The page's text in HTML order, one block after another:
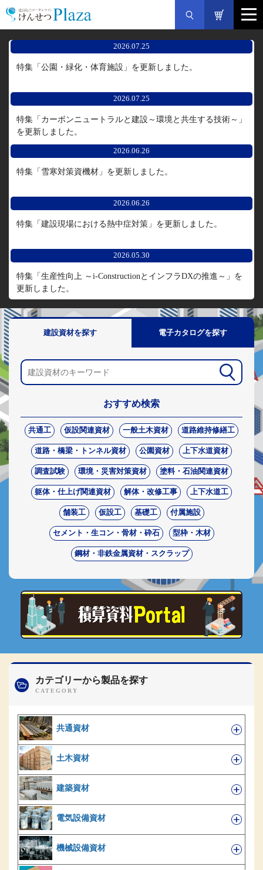
2026.07.25
特集「公園・緑化・体育施設」を更新しました。
2026.07.25
特集「カーボンニュートラルと建設～環境と共生する技術～」
を更新しました。
2026.06.26
特集「雪寒対策資機材」を更新しました。
2026.06.26
特集「建設現場における熱中症対策」を更新しました。
2026.05.30
特集「生産性向上 ～i-ConstructionとインフラDXの推進～」を
更新しました。
建設資材を探す 電子カタログを探す
おすすめ検索
共通工 仮設関連資材 一般土木資材 道路維持修繕工
道路・橋梁・トンネル資材 公園資材 上下水道資材
調査試験 環境・災害対策資材 塗料・石油関連資材
躯体・仕上げ関連資材 解体・改修工事 上下水道工
舗装工 仮設工 基礎工 付属施設
セメント・生コン・骨材・砕石 型枠・木材
鋼材・非鉄金属資材・スクラップ
カテゴリーから製品を探す
共通資材
土木資材
建築資材
電気設備資材
機械設備資材